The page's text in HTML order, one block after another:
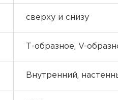
сверху и снизу
Т-образное, V-
Внутренний,